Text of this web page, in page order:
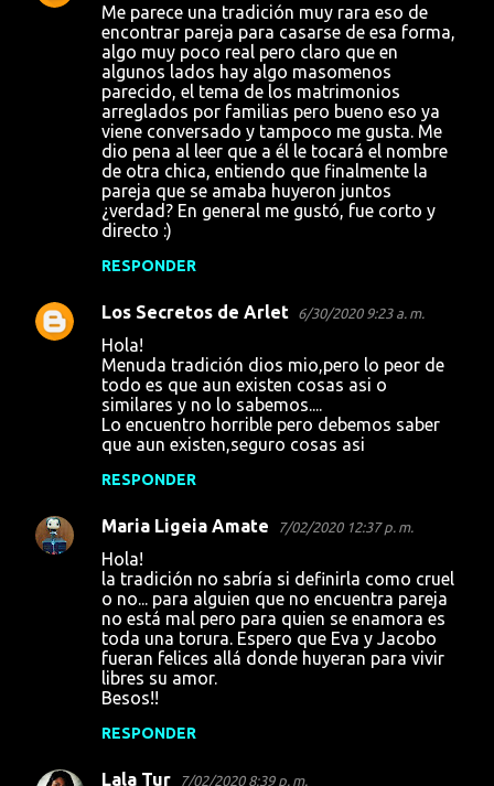
Me parece una tradición muy rara eso de
encontrar pareja para casarse de esa forma,
algo muy poco real pero claro que en
algunos lados hay algo masomenos
parecido, el tema de los matrimonios
arreglados por familias pero bueno eso ya
viene conversado y tampoco me gusta. Me
dio pena al leer que a él le tocará el nombre
de otra chica, entiendo que finalmente la
pareja que se amaba huyeron juntos
¿verdad? En general me gustó, fue corto y
directo :)
RESPONDER
Los Secretos de Arlet 6/30/2020 9:23 a. m.
Hola!
Menuda tradición dios mio,pero lo peor de
todo es que aun existen cosas asi o
similares y no lo sabemos....
Lo encuentro horrible pero debemos saber
que aun existen,seguro cosas asi
RESPONDER
Maria Ligeia Amate 7/02/2020 12:37 p. m.
Hola!
la tradición no sabría si definirla como cruel
o no... para alguien que no encuentra pareja
no está mal pero para quien se enamora es
toda una torura. Espero que Eva y Jacobo
fueran felices allá donde huyeran para vivir
libres su amor.
Besos!!
RESPONDER
Lala Tur 7/02/2020 8:39 p. m.